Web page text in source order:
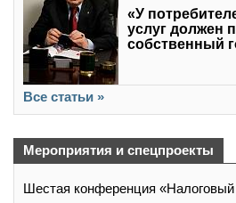
«У
услуг должен
собственный
Все статьи »
Мероприятия и спецпроекты
Шестая конференция «Налоговый